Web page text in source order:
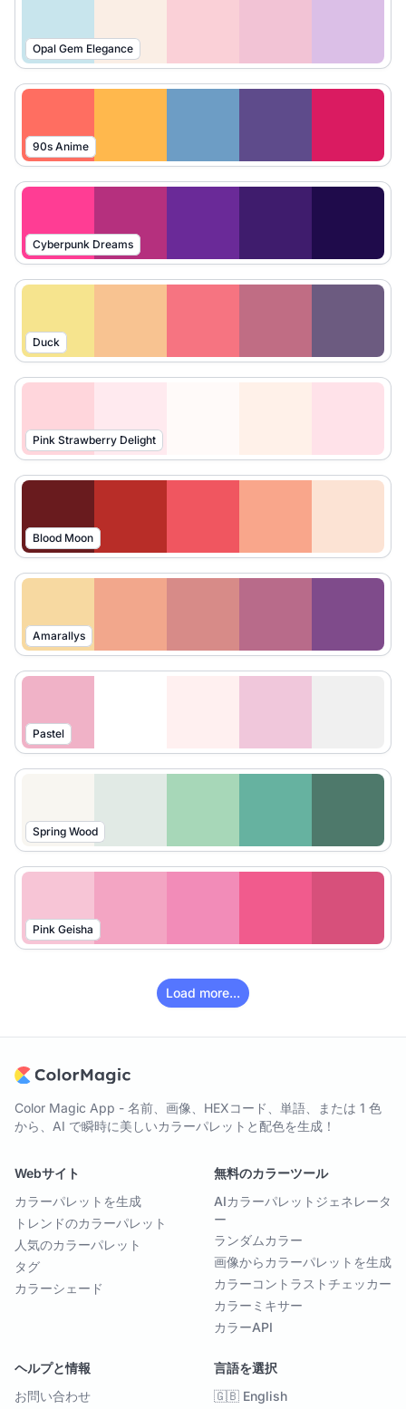
Opal Gem Elegance
90s Anime
Cyberpunk Dreams
Duck
Pink Strawberry Delight
Blood Moon
Amarallys
Pastel
Spring Wood
Pink Geisha
Load more...
Color Magic App - 名前、画像、HEXコード、単語、または 1 色
から、AI で瞬時に美しいカラーパレットと配色を生成！
Webサイト
カラーパレットを生成
トレンドのカラーパレット
人気のカラーパレット
タグ
カラーシェード
無料のカラーツール
AIカラーパレットジェネレータ
ー
ランダムカラー
画像からカラーパレットを生成
カラーコントラストチェッカー
カラーミキサー
カラーAPI
ヘルプと情報
お問い合わせ
言語を選択
🇬🇧 English